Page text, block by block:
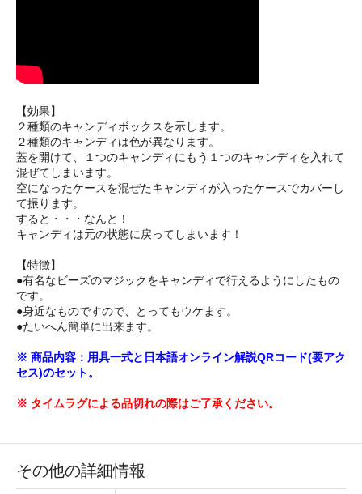
【効果】
２種類のキャンディボックスを示します。
２種類のキャンディは色が異なります。
蓋を開けて、１つのキャンディにもう１つのキャンディを入れて
混ぜてしまいます。
空になったケースを混ぜたキャンディが入ったケースでカバーし
て振ります。
すると・・・なんと！
キャンディは元の状態に戻ってしまいます！
【特徴】
●有名なビーズのマジックをキャンディで行えるようにしたもの
です。
●身近なものですので、とってもウケます。
●たいへん簡単に出来ます。
※ 商品内容：用具一式と日本語オンライン解説QRコード(要アク
セス)のセット。
※ タイムラグによる品切れの際はご了承ください。
その他の詳細情報